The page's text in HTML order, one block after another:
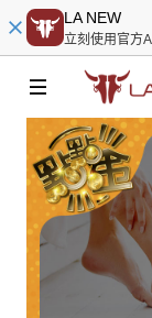
LA NEW
立刻使用官方